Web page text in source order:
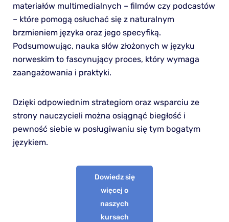
materiałów multimedialnych – filmów czy podcastów
– które pomogą osłuchać się z naturalnym
brzmieniem języka oraz jego specyfiką.
Podsumowując, nauka słów złożonych w języku
norweskim to fascynujący proces, który wymaga
zaangażowania i praktyki.
Dzięki odpowiednim strategiom oraz wsparciu ze
strony nauczycieli można osiągnąć biegłość i
pewność siebie w posługiwaniu się tym bogatym
językiem.
Dowiedz się
więcej o
naszych
kursach